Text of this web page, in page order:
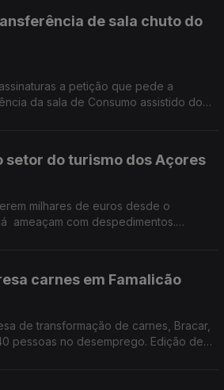
de sala chuto do
a petição que pede a
da sala de Consumo assistido do
setor do turismo dos Açores
milhares de euros desde o
ameaçam com despedimentos.
carnes em Famalicão
de transformação de carnes, Bracar,
pessoas no desemprego. Edição de